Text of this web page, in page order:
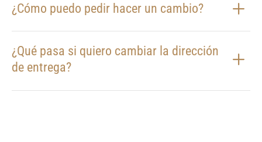
¿Cómo puedo pedir hacer un cambio?
¿Qué pasa si quiero cambiar la dirección
de entrega?